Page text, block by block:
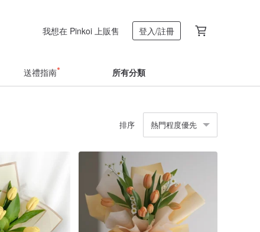
我想在 Pinkoi 上販售 登入/註冊
送禮指南 所有分類
排序 熱門程度優先